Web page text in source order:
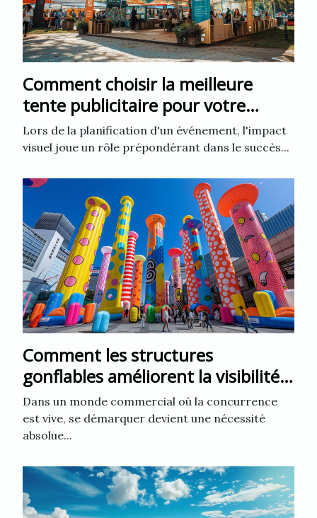
Comment choisir la meilleure
tente publicitaire pour votre
événement
Lors de la planification d'un événement, l'impact
visuel joue un rôle prépondérant dans le succès...
Comment les structures
gonflables améliorent la visibilité
des entreprises
Dans un monde commercial où la concurrence
est vive, se démarquer devient une nécessité
absolue...